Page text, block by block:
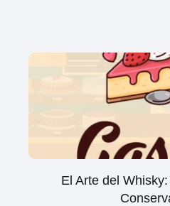
El Arte del